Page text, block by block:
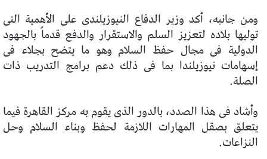
ومن جانبه، أكد وزير الدفاع النيوزيلندى على الأهمية التى
توليها بلاده لتعزيز السلم والاستقرار والدفع قدماً بالجهود
الدولية فى مجال حفظ السلام وهو ما يتضح بجلاء فى
إسهامات نيوزيلندا بما فى ذلك دعم برامج التدريب ذات
الصلة.
وأشاد فى هذا الصدد، بالدور الذى يقوم به مركز القاهرة فيما
يتعلق بصقل المهارات اللازمة لحفظ وبناء السلام وحل
النزاعات.